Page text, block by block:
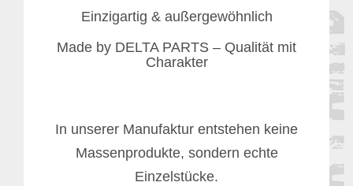
Einzigartig & außergewöhnlich
Made by DELTA PARTS – Qualität mit
Charakter
In unserer Manufaktur entstehen keine
Massenprodukte, sondern echte
Einzelstücke.